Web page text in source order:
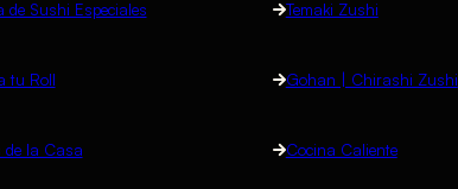
de Sushi Especiales
tu Roll
de la Casa
Temaki Zushi
Gohan | Chirashi Zushi
Cocina Caliente